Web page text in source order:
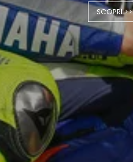
SCOPRI >>